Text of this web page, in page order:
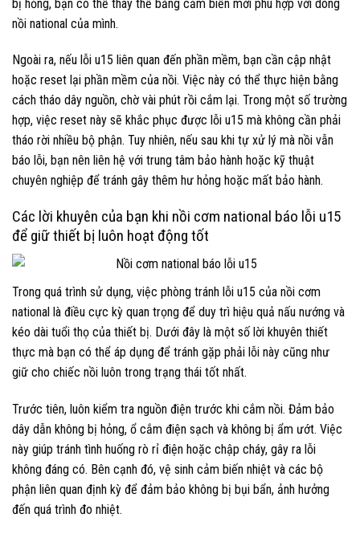
bị hỏng, bạn có thể thay thế bằng cảm biến mới phù hợp với dòng
nồi national của mình.
Ngoài ra, nếu lỗi u15 liên quan đến phần mềm, bạn cần cập nhật
hoặc reset lại phần mềm của nồi. Việc này có thể thực hiện bằng
cách tháo dây nguồn, chờ vài phút rồi cắm lại. Trong một số trường
hợp, việc reset này sẽ khắc phục được lỗi u15 mà không cần phải
tháo rời nhiều bộ phận. Tuy nhiên, nếu sau khi tự xử lý mà nồi vẫn
báo lỗi, bạn nên liên hệ với trung tâm bảo hành hoặc kỹ thuật
chuyên nghiệp để tránh gây thêm hư hỏng hoặc mất bảo hành.
Các lời khuyên của bạn khi nồi cơm national báo lỗi u15
để giữ thiết bị luôn hoạt động tốt
Trong quá trình sử dụng, việc phòng tránh lỗi u15 của nồi cơm
national là điều cực kỳ quan trọng để duy trì hiệu quả nấu nướng và
kéo dài tuổi thọ của thiết bị. Dưới đây là một số lời khuyên thiết
thực mà bạn có thể áp dụng để tránh gặp phải lỗi này cũng như
giữ cho chiếc nồi luôn trong trạng thái tốt nhất.
Trước tiên, luôn kiểm tra nguồn điện trước khi cắm nồi. Đảm bảo
dây dẫn không bị hỏng, ổ cắm điện sạch và không bị ẩm ướt. Việc
này giúp tránh tình huống rò rỉ điện hoặc chập cháy, gây ra lỗi
không đáng có. Bên cạnh đó, vệ sinh cảm biến nhiệt và các bộ
phận liên quan định kỳ để đảm bảo không bị bụi bẩn, ảnh hưởng
đến quá trình đo nhiệt.